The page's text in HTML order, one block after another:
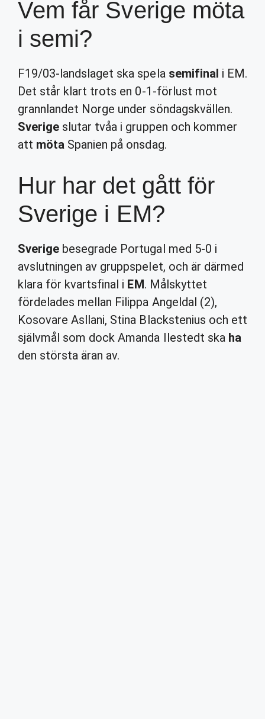
Vem får Sverige möta
i semi?
F19/03-landslaget ska spela semifinal i EM.
Det står klart trots en 0-1-förlust mot
grannlandet Norge under söndagskvällen.
Sverige slutar tvåa i gruppen och kommer
att möta Spanien på onsdag.
Hur har det gått för
Sverige i EM?
Sverige besegrade Portugal med 5-0 i
avslutningen av gruppspelet, och är därmed
klara för kvartsfinal i EM. Målskyttet
fördelades mellan Filippa Angeldal (2),
Kosovare Asllani, Stina Blackstenius och ett
självmål som dock Amanda Ilestedt ska ha
den största äran av.